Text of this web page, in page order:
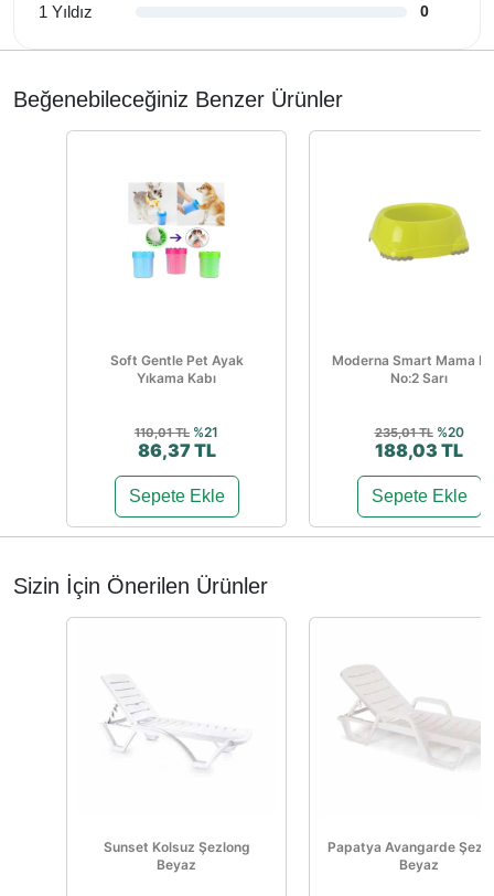
1 Yıldız 0
Beğenebileceğiniz Benzer Ürünler
Soft Gentle Pet Ayak
Yıkama Kabı
110,01 TL %21
86,37 TL
Sepete Ekle
Moderna Smart Mama
No:2 Sarı
235,01 TL %20
188,03 TL
Sepete Ekle
Sizin İçin Önerilen Ürünler
Sunset Kolsuz Şezlong
Beyaz
Papatya Avangarde
Beyaz